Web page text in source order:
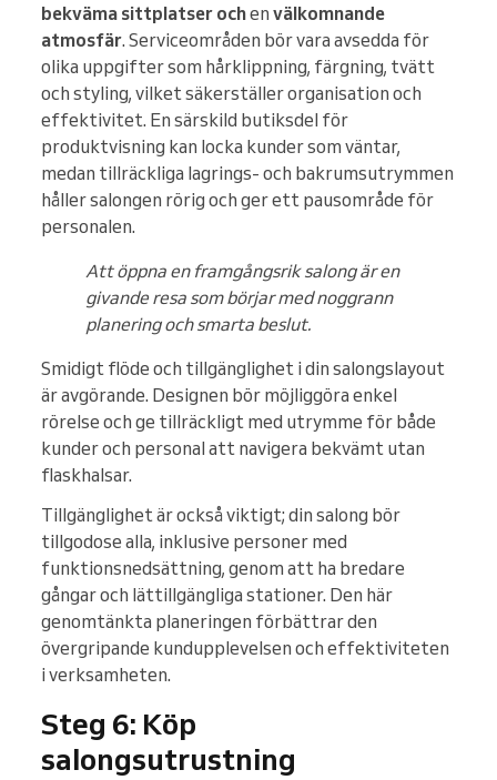
bekväma sittplatser ochen välkomnande
atmosfär. Serviceområden bör vara avsedda för
olika uppgifter som hårklippning, färgning, tvätt
och styling, vilket säkerställer organisation och
effektivitet. En särskild butiksdel för
produktvisning kan locka kunder som väntar,
medan tillräckliga lagrings- och bakrumsutrymmen
håller salongen rörig och ger ett pausområde för
personalen.
Att öppna en framgångsrik salong är en
givande resa som börjar med noggrann
planering och smarta beslut.
Smidigt flöde och tillgänglighet i din salongslayout
är avgörande. Designen bör möjliggöra enkel
rörelse och ge tillräckligt med utrymme för både
kunder och personal att navigera bekvämt utan
flaskhalsar.
Tillgänglighet är också viktigt; din salong bör
tillgodose alla, inklusive personer med
funktionsnedsättning, genom att ha bredare
gångar och lättillgängliga stationer. Den här
genomtänkta planeringen förbättrar den
övergripande kundupplevelsen och effektiviteten
i verksamheten.
Steg 6: Köp
salongsutrustning